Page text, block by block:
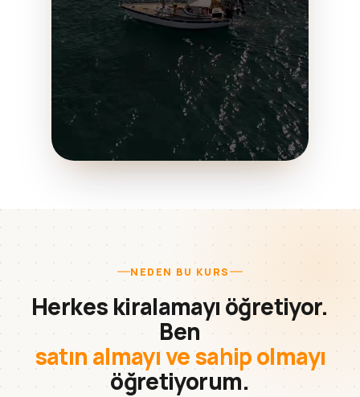
NEDEN BU KURS
Herkes kiralamayı öğretiyor.
Ben
satın almayı ve sahip olmayı
öğretiyorum.